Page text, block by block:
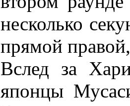
несколько
прямой
Вслед за
японцы